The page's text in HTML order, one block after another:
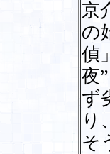
京
の
偵
夜
ず
り
そ